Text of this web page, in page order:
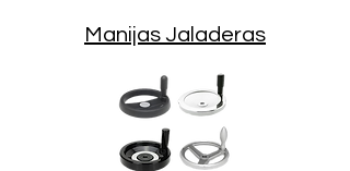
Manijas Jaladeras